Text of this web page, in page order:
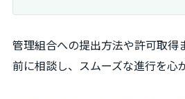
管理組合への提出方法や許可取得
前に相談し、スムーズな進行を心